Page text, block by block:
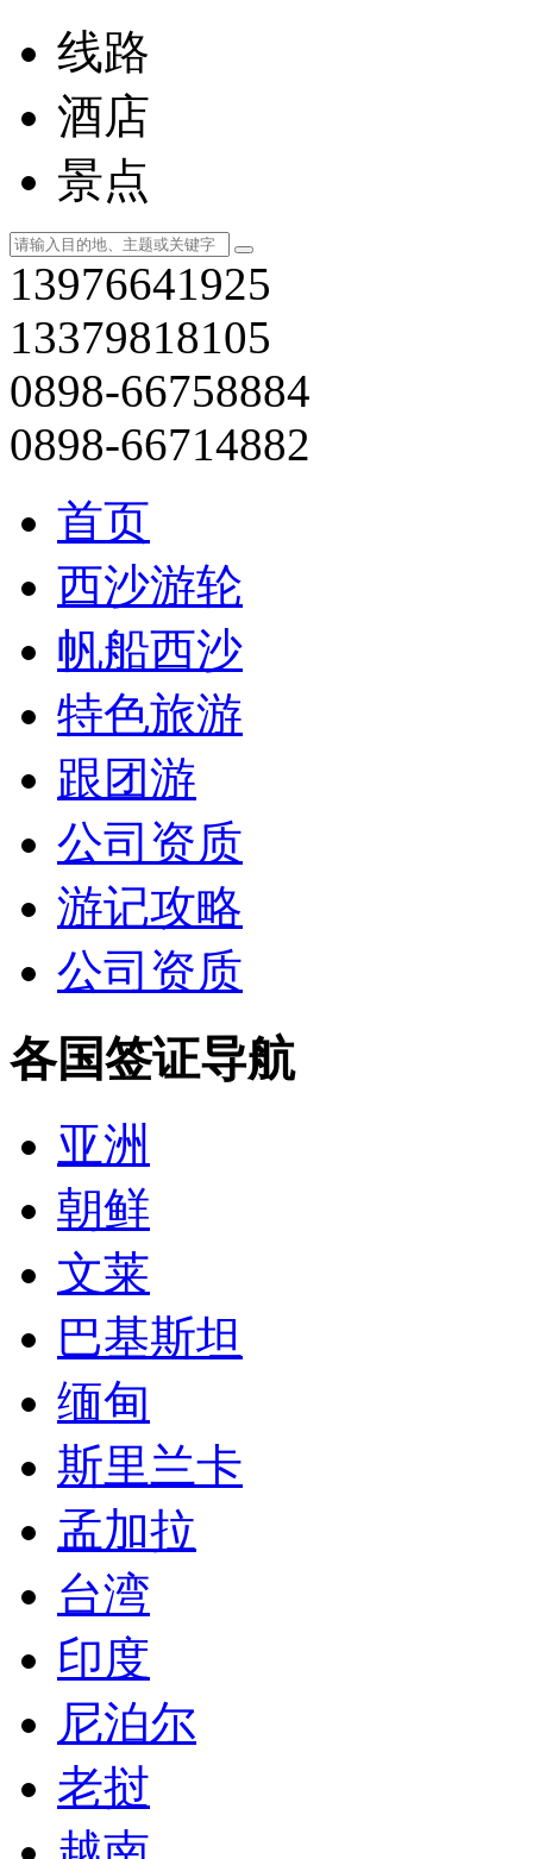
线路
酒店
景点
13976641925
13379818105
0898-66758884
0898-66714882
首页
西沙游轮
帆船西沙
特色旅游
跟团游
公司资质
游记攻略
公司资质
各国签证导航
亚洲
朝鲜
文莱
巴基斯坦
缅甸
斯里兰卡
孟加拉
台湾
印度
尼泊尔
老挝